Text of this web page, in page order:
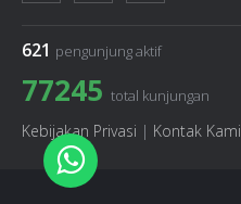
621 pengunjung aktif
77245 total kunjungan
Kebijakan Privasi | Kontak Kami